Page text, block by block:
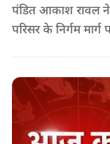
पंडित आकाश रावल ने
परिसर के निर्गम